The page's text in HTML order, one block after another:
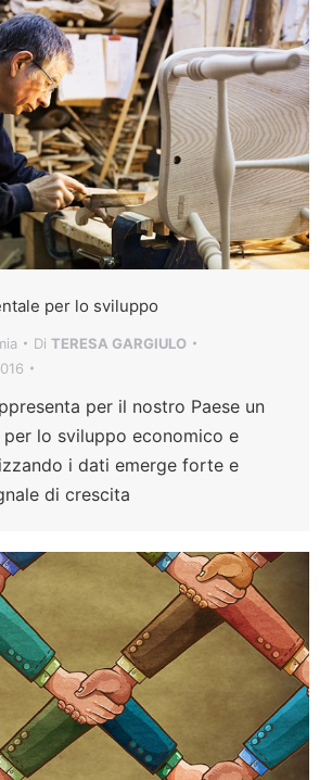
per lo sviluppo
Di TERESA GARGIULO
per il nostro Paese un
lo sviluppo economico e
i dati emerge forte e
di crescita